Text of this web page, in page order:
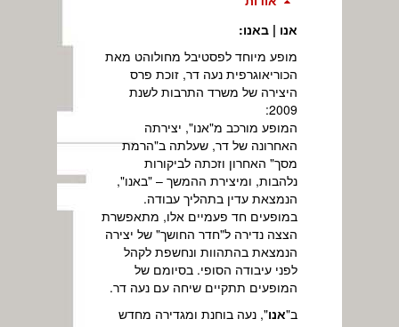
אנו | באנו:
מופע מיוחד לפסטיבל מחולוהט מאת
הכוריאוגרפית נעה דר, זוכת פרס
היצירה של משרד התרבות לשנת
2009:
המופע מורכב מ"אנו", יצירתה
האחרונה של דר, שעלתה ב"הרמת
מסך" האחרון וזכתה לביקורות
נלהבות, ומיצירת ההמשך – "באנו",
הנמצאת עדין בתהליך עבודה.
במופעים חד פעמיים אלו, מתאפשרת
הצצה נדירה ל"חדר החושך" של יצירה
הנמצאת בהתהוות ונחשפת לקהל
לפני עיבודה הסופי. בסיומם של
המופעים תתקיים שיחה עם נעה דר.
ב"אנו", נעה בוחנת ומגדירה מחדש